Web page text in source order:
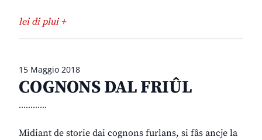
lei di plui +
15 Maggio 2018
COGNONS DAL FRIÛL
............
Midiant de storie dai cognons furlans, si fâs ancje la